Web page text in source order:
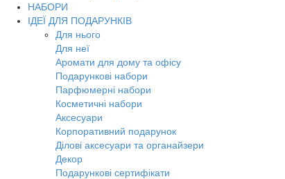
НАБОРИ
ІДЕЇ ДЛЯ ПОДАРУНКІВ
Для нього
Для неї
Аромати для дому та офісу
Подарункові набори
Парфюмерні набори
Косметичні набори
Аксесуари
Корпоративний подарунок
Ділові аксесуари та органайзери
Декор
Подарункові сертифікати